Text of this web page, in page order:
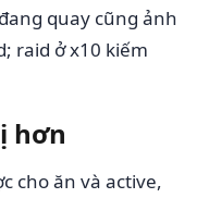
quay cũng ảnh
raid ở x10 kiếm
hơn
cho ăn và active,